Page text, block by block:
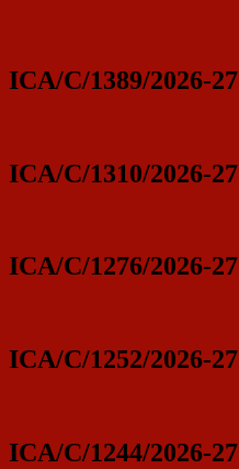
ICA/C/1389/2026-27
ICA/C/1310/2026-27
ICA/C/1276/2026-27
ICA/C/1252/2026-27
ICA/C/1244/2026-27